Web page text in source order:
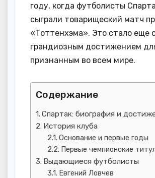
году, когда футболисты
сыграли товарищеский матч
«Тоттенхэма». Это стало еще
грандиозным достижением
признанным во всем мире.
Содержание
Спартак: биография и
История клуба
Основание и первые годы
Первые чемпионские
Выдающиеся футболисты
Евгений Ловчев